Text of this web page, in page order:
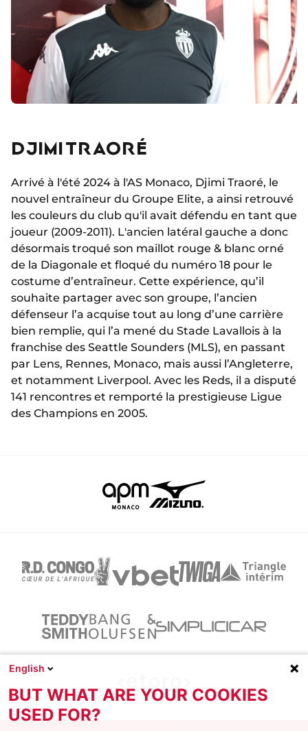
DJIMI TRAORÉ
Arrivé à l'été 2024 à l'AS Monaco, Djimi Traoré, le
nouvel entraîneur du Groupe Elite, a ainsi retrouvé
les couleurs du club qu'il avait défendu en tant que
joueur (2009-2011). L'ancien latéral gauche a donc
désormais troqué son maillot rouge & blanc orné
de la Diagonale et floqué du numéro 18 pour le
costume d’entraîneur. Cette expérience, qu’il
souhaite partager avec son groupe, l’ancien
défenseur l’a acquise tout au long d’une carrière
bien remplie, qui l’a mené du Stade Lavallois à la
franchise des Seattle Sounders (MLS), en passant
par Lens, Rennes, Monaco, mais aussi l’Angleterre,
et notamment Liverpool. Avec les Reds, il a disputé
141 rencontres et remporté la prestigieuse Ligue
des Champions en 2005.
English
BUT WHAT ARE YOUR COOKIES
USED FOR?